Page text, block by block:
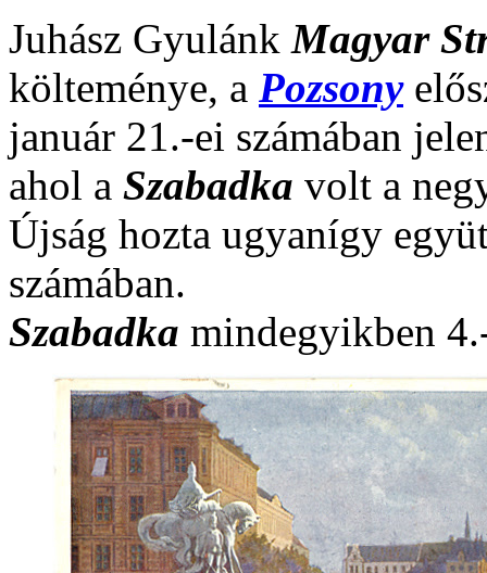
Juhász GyulánkMagyar
költeménye, a Pozsony
január 21.-ei számában
ahol a Szabadka volt a
Újság hozta ugyanígy
számában.
Szabadka mindegyikben